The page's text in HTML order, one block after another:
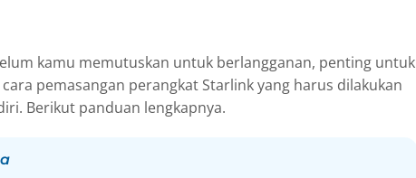
kamu memutuskan untuk berlangganan, penting untuk
pemasangan perangkat Starlink yang harus dilakukan
Berikut panduan lengkapnya.